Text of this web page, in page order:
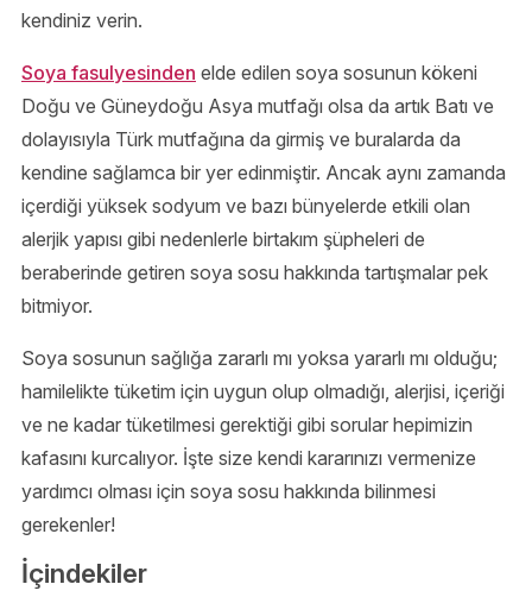
kendiniz verin.
Soya fasulyesinden elde edilen soya sosunun kökeni
Doğu ve Güneydoğu Asya mutfağı olsa da artık Batı ve
dolayısıyla Türk mutfağına da girmiş ve buralarda da
kendine sağlamca bir yer edinmiştir. Ancak aynı zamanda
içerdiği yüksek sodyum ve bazı bünyelerde etkili olan
alerjik yapısı gibi nedenlerle birtakım şüpheleri de
beraberinde getiren soya sosu hakkında tartışmalar pek
bitmiyor.
Soya sosunun sağlığa zararlı mı yoksa yararlı mı olduğu;
hamilelikte tüketim için uygun olup olmadığı, alerjisi, içeriği
ve ne kadar tüketilmesi gerektiği gibi sorular hepimizin
kafasını kurcalıyor. İşte size kendi kararınızı vermenize
yardımcı olması için soya sosu hakkında bilinmesi
gerekenler!
İçindekiler